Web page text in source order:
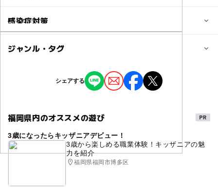
定員詳細
詳しくは事前にLINEやメール、お電話にてお尋ねください
3歳･4歳･5歳･6歳(幼児)小学生
予約/応募
予約必要
最終応募締切 2025-12-31(水)
子供の料金
無料
大人の料金詳細
ライフプラン相談で完全無料（データ購入についてはLINE
で別途要相談）
感染症対策
特に現在は対策などを施しておりません。
ジャンル・タグ
季節のイベント
タグ
無料撮影会 赤ちゃん お子様
一眼レフカメラ 家族撮影会 完全無料
卒園式 卒業式
シェアする
福岡県内のオススメの遊び
3歳になったらキッザニアデビュー！
3歳から楽しめる職業体験！キッザニアの魅
力を紹介
福岡県福岡市博多区